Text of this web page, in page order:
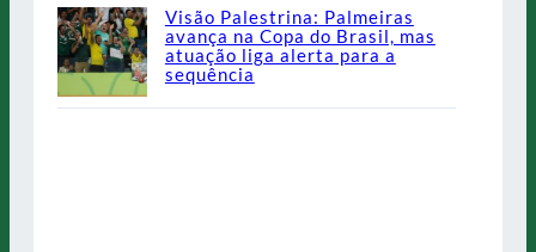
Visão Palestrina: Palmeiras
avança na Copa do Brasil, mas
atuação liga alerta para a
sequência